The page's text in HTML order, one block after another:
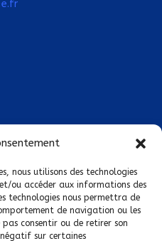
nous utilisons des technologies
ou accéder aux informations des
technologies nous permettra de
de navigation ou les
pas consentir ou de retirer son
sur certaines
·e !
vous !